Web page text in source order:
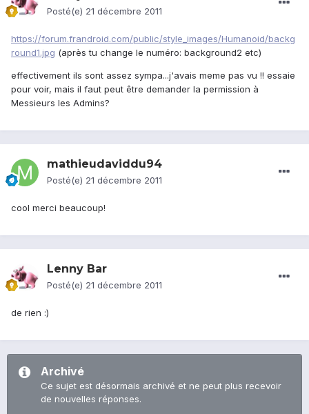
Posté(e) 21 décembre 2011
https://forum.frandroid.com/public/style_images/Humanoid/backg
round1.jpg (après tu change le numéro: background2 etc)
effectivement ils sont assez sympa...j'avais meme pas vu !! essaie
pour voir, mais il faut peut être demander la permission à
Messieurs les Admins?
mathieudaviddu94
Posté(e) 21 décembre 2011
cool merci beaucoup!
Lenny Bar
Posté(e) 21 décembre 2011
de rien :)
Archivé
Ce sujet est désormais archivé et ne peut plus recevoir
de nouvelles réponses.